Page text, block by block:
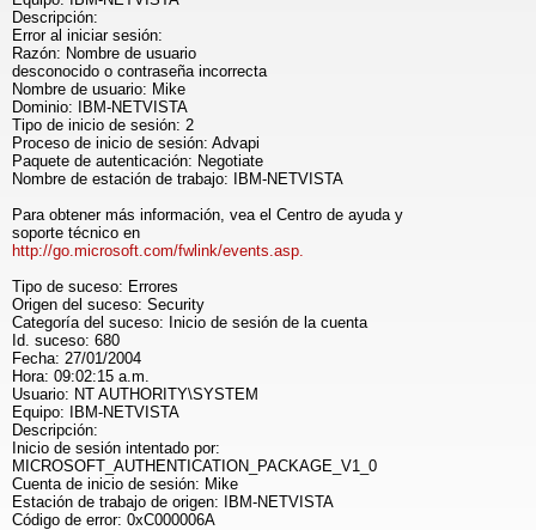
Descripción:
Error al iniciar sesión:
Razón: Nombre de usuario
desconocido o contraseña incorrecta
Nombre de usuario: Mike
Dominio: IBM-NETVISTA
Tipo de inicio de sesión: 2
Proceso de inicio de sesión: Advapi
Paquete de autenticación: Negotiate
Nombre de estación de trabajo: IBM-NETVISTA
Para obtener más información, vea el Centro de ayuda y
soporte técnico en
http://go.microsoft.com/fwlink/events.asp.
Tipo de suceso: Errores
Origen del suceso: Security
Categoría del suceso: Inicio de sesión de la cuenta
Id. suceso: 680
Fecha: 27/01/2004
Hora: 09:02:15 a.m.
Usuario: NT AUTHORITY\SYSTEM
Equipo: IBM-NETVISTA
Descripción:
Inicio de sesión intentado por:
MICROSOFT_AUTHENTICATION_PACKAGE_V1_0
Cuenta de inicio de sesión: Mike
Estación de trabajo de origen: IBM-NETVISTA
Código de error: 0xC000006A